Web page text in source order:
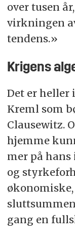
over tusen
virkningen
tendens.»
Krigens
Det er heller
Kreml som
Clausewitz.
hjemme
mer på
og
gang en